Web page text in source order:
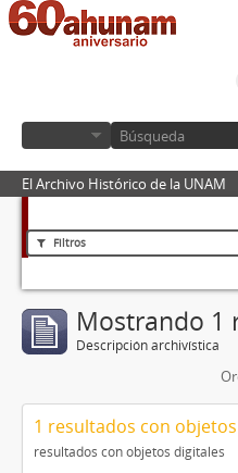
El Archivo Histórico de la UNAM
Filtros
Mostrando 1
Descripción archivística
1 resultados con
resultados con objetos digitales